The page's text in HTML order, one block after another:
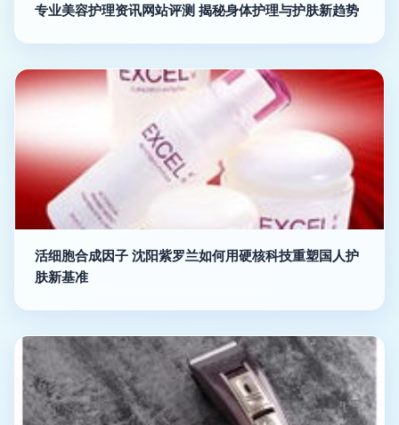
专业美容护理资讯网站评测 揭秘身体护理与护肤新趋势
活细胞合成因子 沈阳紫罗兰如何用硬核科技重塑国人护
肤新基准